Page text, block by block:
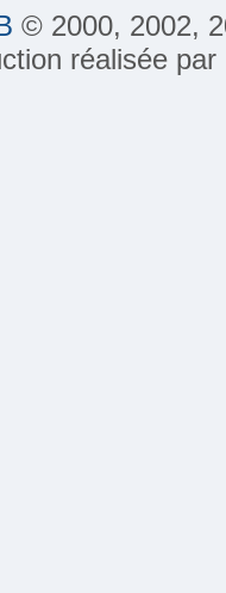
© 2000, 2002,
réalisée par